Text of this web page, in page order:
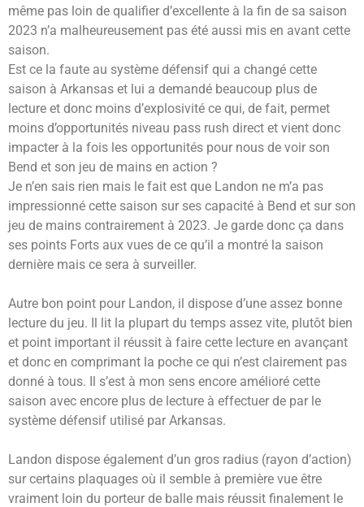
même pas loin de qualifier d’excellente à la fin de sa saison
2023 n’a malheureusement pas été aussi mis en avant cette
saison.
Est ce la faute au système défensif qui a changé cette
saison à Arkansas et lui a demandé beaucoup plus de
lecture et donc moins d’explosivité ce qui, de fait, permet
moins d’opportunités niveau pass rush direct et vient donc
impacter à la fois les opportunités pour nous de voir son
Bend et son jeu de mains en action ?
Je n’en sais rien mais le fait est que Landon ne m’a pas
impressionné cette saison sur ses capacité à Bend et sur son
jeu de mains contrairement à 2023. Je garde donc ça dans
ses points Forts aux vues de ce qu’il a montré la saison
dernière mais ce sera à surveiller.
Autre bon point pour Landon, il dispose d’une assez bonne
lecture du jeu. Il lit la plupart du temps assez vite, plutôt bien
et point important il réussit à faire cette lecture en avançant
et donc en comprimant la poche ce qui n’est clairement pas
donné à tous. Il s’est à mon sens encore amélioré cette
saison avec encore plus de lecture à effectuer de par le
système défensif utilisé par Arkansas.
Landon dispose également d’un gros radius (rayon d’action)
sur certains plaquages où il semble à première vue être
vraiment loin du porteur de balle mais réussit finalement le